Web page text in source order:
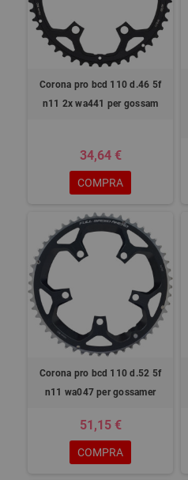
Corona pro bcd 110 d.46 5f
n11 2x wa441 per gossam
34,64 €
COMPRA
Corona pro bcd 110 d.52 5f
n11 wa047 per gossamer
51,15 €
COMPRA